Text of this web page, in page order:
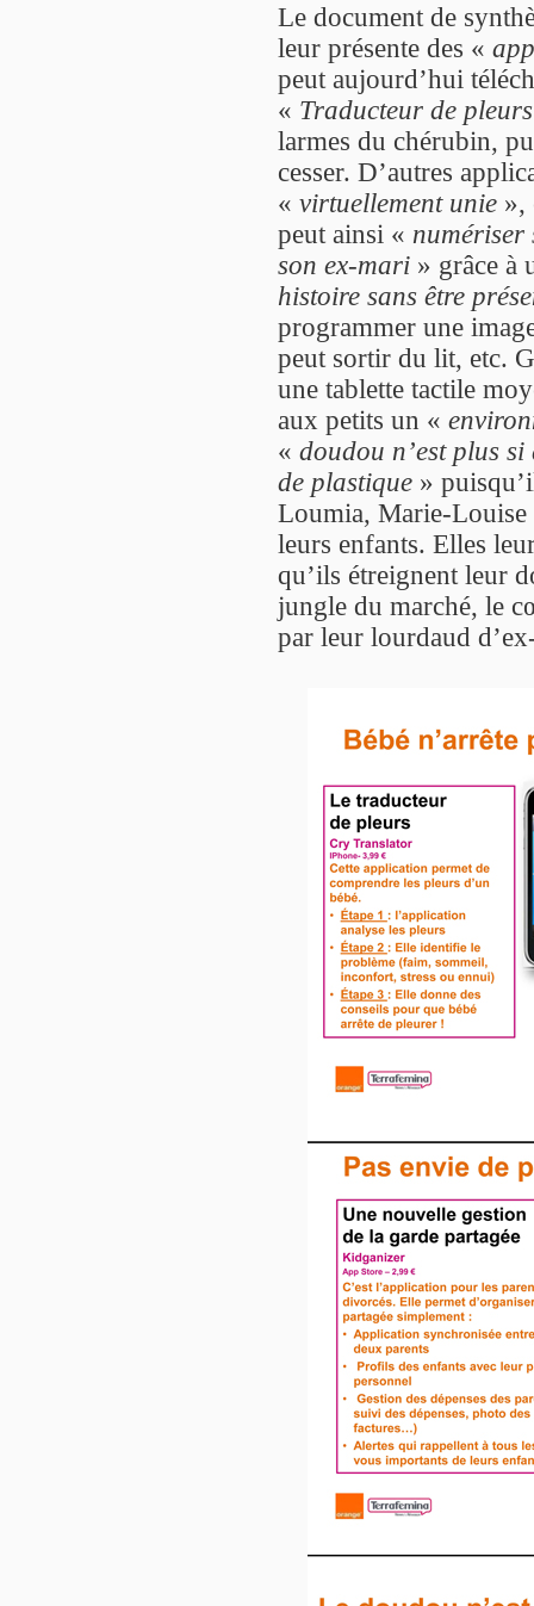
Le document de
leur présente des «
peut aujourd’hui
« Traducteur de pleurs
larmes du chérubin,
cesser. D’autres
« virtuellement unie »,
peut ainsi « numériser
son ex-mari » grâce à
histoire sans être
programmer une
peut sortir du lit, etc.
une tablette tactile
aux petits un «
« doudou n’est plus si
de plastique »
Loumia, Marie-Louise
leurs enfants. Elles
qu’ils étreignent leur
jungle du marché, le
par leur lourdaud